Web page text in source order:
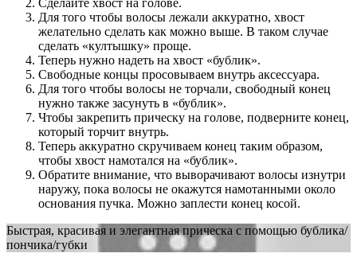
Для того чтобы волосы лежали аккуратно, хвост
желательно сделать как можно выше. В таком случае
сделать «култышку» проще.
Теперь нужно надеть на хвост «бублик».
Свободные концы просовываем внутрь аксессуара.
Для того чтобы волосы не торчали, свободный конец
нужно также засунуть в «бублик».
Чтобы закрепить прическу на голове, подверните конец,
который торчит внутрь.
Теперь аккуратно скручиваем конец таким образом,
чтобы хвост намотался на «бублик».
Обратите внимание, что выворачивают волосы изнутри
наружу, пока волосы не окажутся намотанными около
основания пучка. Можно заплести конец косой.
Быстрая, красивая и элегантная прическа с помощью бублика/
пончика/губки